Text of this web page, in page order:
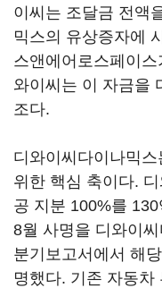
이씨는 조달금 전액
믹스의 유상증자에
스앤에어로스페이
와이씨는 이 자금을
조다.
디와이씨다이나믹
위한 핵심 축이다.
공 지분 100%를
8월 사명을 디와이
분기보고서에서 해
명했다. 기존 자동